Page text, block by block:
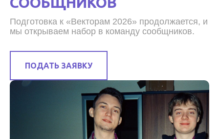
Подготовка к «Векторам 2026» продолжается, и
мы открываем набор в команду сообщников.
ПОДАТЬ ЗАЯВКУ